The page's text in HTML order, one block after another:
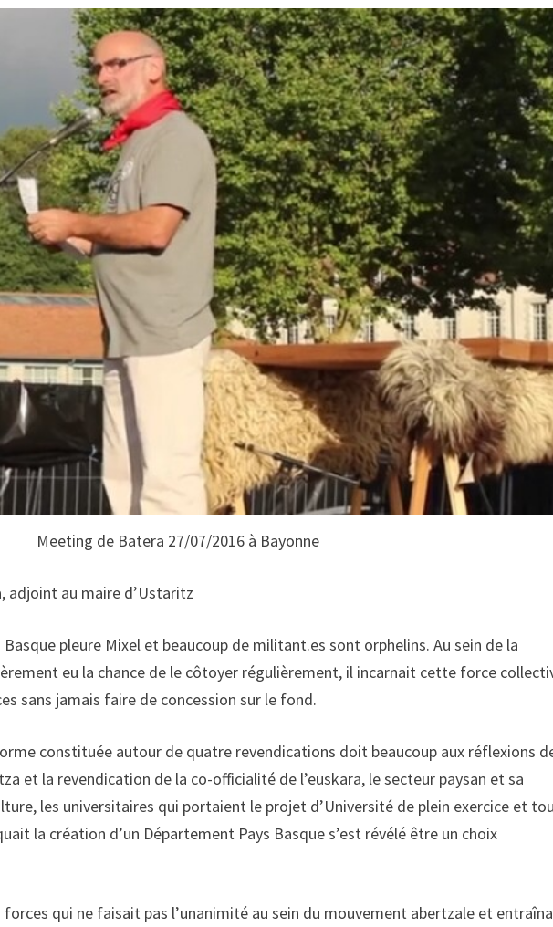
Meeting de Batera 27/07/2016 à Bayonne
adjoint au maire d’Ustaritz
Basque pleure Mixel et beaucoup de militant.es sont orphelins. Au sein de la
eu la chance de le côtoyer régulièrement, il incarnait cette force
sans jamais faire de concession sur le fond.
constituée autour de quatre revendications doit beaucoup aux réflexions
et la revendication de la co-officialité de l’euskara, le secteur paysan et sa
les universitaires qui portaient le projet d’Université de plein exercice et
la création d’un Département Pays Basque s’est révélé être un choix
qui ne faisait pas l’unanimité au sein du mouvement abertzale et